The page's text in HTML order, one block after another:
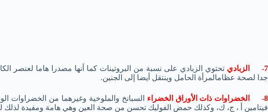
7- الزبادي
تحتوي الزبادي على نسبة من البروتينات كما أنها مصدرا هاما لعنصر
جدا لصحة عظامالمرأة الحامل وينتقل أيضا إلى الجنين.
8- الخضراوات ذات الأوراق الخضراء
السبانخ والملوخية وغيرهما من الخضراوات
فيتامين أ ، ج، ك، وكذلك حمض الفوليك تحسن من صحة العين وهي هامة ومفيدة لذلك